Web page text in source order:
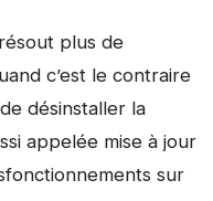
plus de
c’est le contraire
désinstaller la
appelée mise à jour
sur